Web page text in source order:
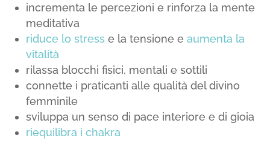
incrementa le percezioni e rinforza la mente
meditativa
riduce lo stress e la tensione e aumenta la
vitalità
rilassa blocchi fisici, mentali e sottili
connette i praticanti alle qualità del divino
femminile
sviluppa un senso di pace interiore e di gioia
riequilibra i chakra